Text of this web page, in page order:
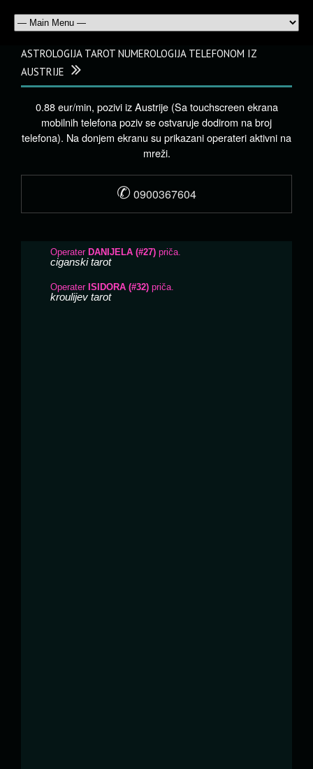
ASTROLOGIJA TAROT NUMEROLOGIJA TELEFONOM IZ
AUSTRIJE
0.88 eur/min, pozivi iz Austrije (Sa touchscreen ekrana
mobilnih telefona poziv se ostvaruje dodirom na broj
telefona). Na donjem ekranu su prikazani operateri aktivni na
mreži.
✆ 0900367604